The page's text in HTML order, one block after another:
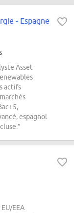
- Espagne
Asset
actifs
espagnol
EEA